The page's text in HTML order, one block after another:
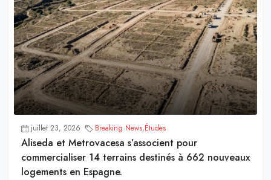
juillet 23, 2026 Breaking News,Études
Aliseda et Metrovacesa s’associent pour
commercialiser 14 terrains destinés à 662 nouveaux
logements en Espagne.